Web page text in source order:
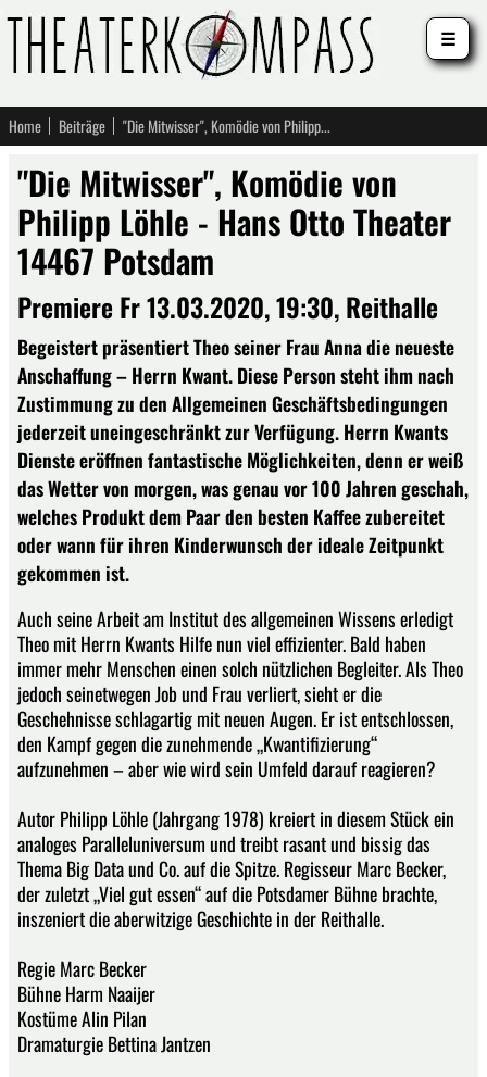
Home Beiträge "Die Mitwisser", Komödie von Philipp Löhle - Hans Otto Theater 14467 Potsdam
"Die Mitwisser", Komödie von
Philipp Löhle - Hans Otto Theater
14467 Potsdam
Premiere Fr 13.03.2020, 19:30, Reithalle
Begeistert präsentiert Theo seiner Frau Anna die neueste
Anschaffung – Herrn Kwant. Diese Person steht ihm nach
Zustimmung zu den Allgemeinen Geschäftsbedingungen
jederzeit uneingeschränkt zur Verfügung. Herrn Kwants
Dienste eröffnen fantastische Möglichkeiten, denn er weiß
das Wetter von morgen, was genau vor 100 Jahren geschah,
welches Produkt dem Paar den besten Kaffee zubereitet
oder wann für ihren Kinderwunsch der ideale Zeitpunkt
gekommen ist.
Auch seine Arbeit am Institut des allgemeinen Wissens erledigt
Theo mit Herrn Kwants Hilfe nun viel effizienter. Bald haben
immer mehr Menschen einen solch nützlichen Begleiter. Als Theo
jedoch seinetwegen Job und Frau verliert, sieht er die
Geschehnisse schlagartig mit neuen Augen. Er ist entschlossen,
den Kampf gegen die zunehmende „Kwantifizierung“
aufzunehmen – aber wie wird sein Umfeld darauf reagieren?
Autor Philipp Löhle (Jahrgang 1978) kreiert in diesem Stück ein
analoges Paralleluniversum und treibt rasant und bissig das
Thema Big Data und Co. auf die Spitze. Regisseur Marc Becker,
der zuletzt „Viel gut essen“ auf die Potsdamer Bühne brachte,
inszeniert die aberwitzige Geschichte in der Reithalle.
Regie Marc Becker
Bühne Harm Naaijer
Kostüme Alin Pilan
Dramaturgie Bettina Jantzen
☰